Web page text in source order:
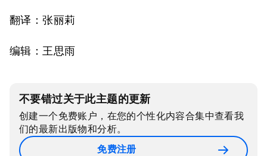
翻译：张丽莉
编辑：王思雨
不要错过关于此主题的更新
创建一个免费账户，在您的个性化内容合集中查看我
们的最新出版物和分析。
免费注册